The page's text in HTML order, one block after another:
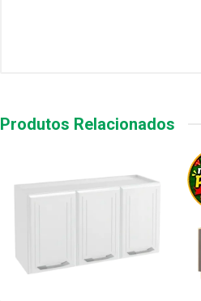
Produtos Relacionados